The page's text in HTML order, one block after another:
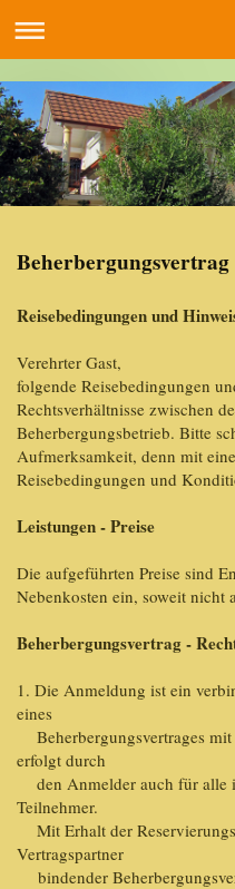
Beherbergungsvertrag
Reisebedingungen und
Verehrter Gast,
folgende Reisebedingungen
Rechtsverhältnisse zwischen
Beherbergungsbetrieb. Bitte
Aufmerksamkeit, denn mit
Reisebedingungen und
Leistungen - Preise
Die aufgeführten Preise sind
Nebenkosten ein, soweit nicht
Beherbergungsvertrag -
1. Die Anmeldung ist ein
eines
Beherbergungsvertrages
erfolgt durch
den Anmelder auch für alle
Teilnehmer.
Mit Erhalt der
Vertragspartner
bindender